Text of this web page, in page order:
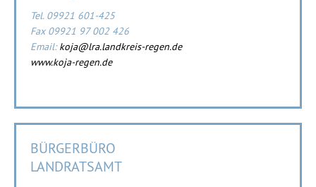
Tel. 09921 601-425
Fax 09921 97 002 426
Email:koja@lra.landkreis-regen.de
www.koja-regen.de
BÜRGERBÜRO
LANDRATSAMT